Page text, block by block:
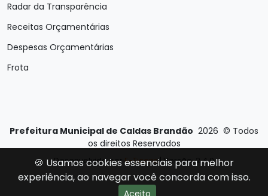
Radar da Transparência
Receitas Orçamentárias
Despesas Orçamentárias
Frota
Prefeitura Municipal de Caldas Brandão 2026 © Todos
os direitos Reservados
Desenvolvido por E-Ticons| Versão: 2.4.0
🍪 Usamos cookies essenciais para melhor
experiência, ao navegar você concorda com isso.
Aceito